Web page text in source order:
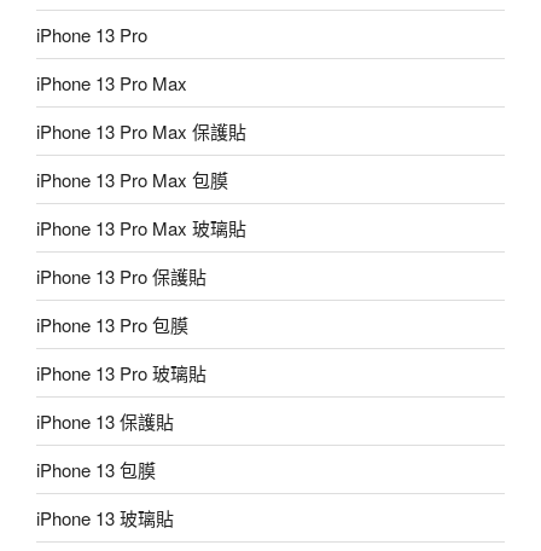
iPhone 13 Pro
iPhone 13 Pro Max
iPhone 13 Pro Max 保護貼
iPhone 13 Pro Max 包膜
iPhone 13 Pro Max 玻璃貼
iPhone 13 Pro 保護貼
iPhone 13 Pro 包膜
iPhone 13 Pro 玻璃貼
iPhone 13 保護貼
iPhone 13 包膜
iPhone 13 玻璃貼